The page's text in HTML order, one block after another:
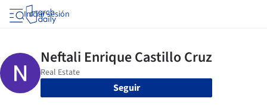
Iniciar sesión
Seguir